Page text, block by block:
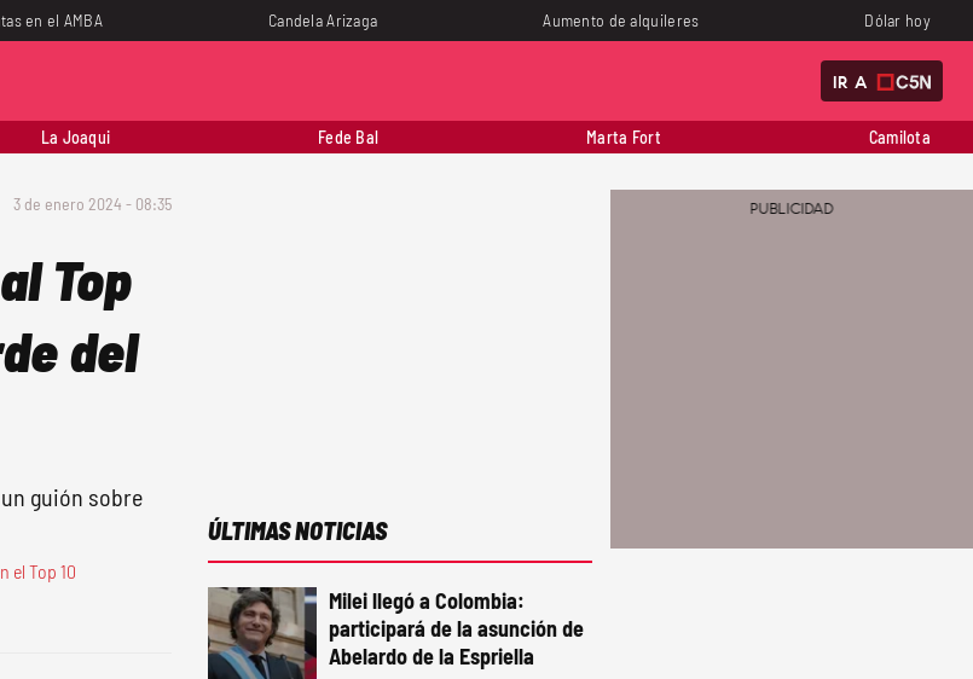
en el AMBA Candela Arizaga Aumento de alquileres Dólar hoy
IR A
La Joaqui Fede Bal Marta Fort Camilota
3 de enero 2024 - 08:35
Top
del
guión sobre
el Top 10
ÚLTIMAS NOTICIAS
Milei llegó a Colombia:
participará de la asunción de
Abelardo de la Espriella